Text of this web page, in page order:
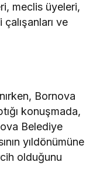
meclis üyeleri,
ve
Bornova
konuşmada,
Belediye
yıldönümüne
olduğunu